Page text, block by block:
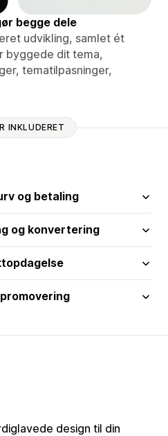
begge dele
udvikling, samlet ét
byggede dit tema,
tematilpasninger,
INKLUDERET
og betaling
og konvertering
design til din